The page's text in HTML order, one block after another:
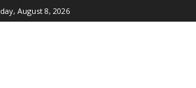
August 8, 2026